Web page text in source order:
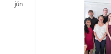
jún